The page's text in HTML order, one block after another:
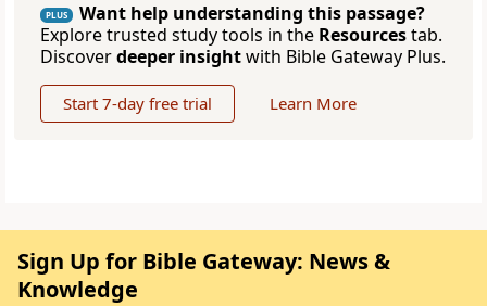
PLUS
Want help understanding this passage?
Explore trusted study tools in the Resourcestab.
Discoverdeeper insightwith Bible Gateway Plus.
Start 7-day free trial Learn More
Sign Up for Bible Gateway: News &
Knowledge